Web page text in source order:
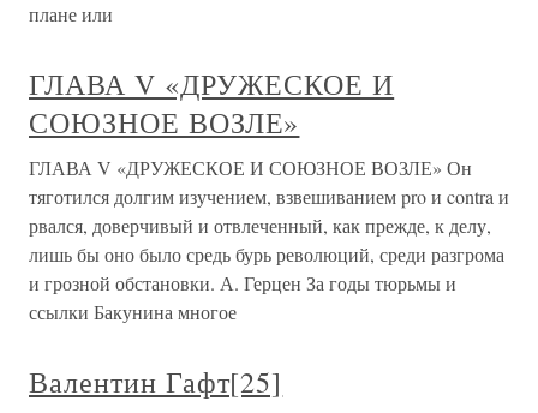
плане или
ГЛАВА V «ДРУЖЕСКОЕ И
СОЮЗНОЕ ВОЗЛЕ»
ГЛАВА V «ДРУЖЕСКОЕ И СОЮЗНОЕ ВОЗЛЕ» Он
тяготился долгим изучением, взвешиванием pro и contra и
рвался, доверчивый и отвлеченный, как прежде, к делу,
лишь бы оно было средь бурь революций, среди разгрома
и грозной обстановки. А. Герцен За годы тюрьмы и
ссылки Бакунина многое
Валентин Гафт[25]